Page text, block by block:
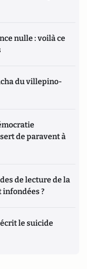
nulle : voilà ce
du villepino-
de paravent à
de lecture de la
?
le suicide